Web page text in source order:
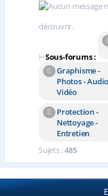
découvrir.
⊢Sous-forums :
Graphisme -
Photos -
Vidéo
Protection -
Nettoyage -
Entretien
Sujets :485